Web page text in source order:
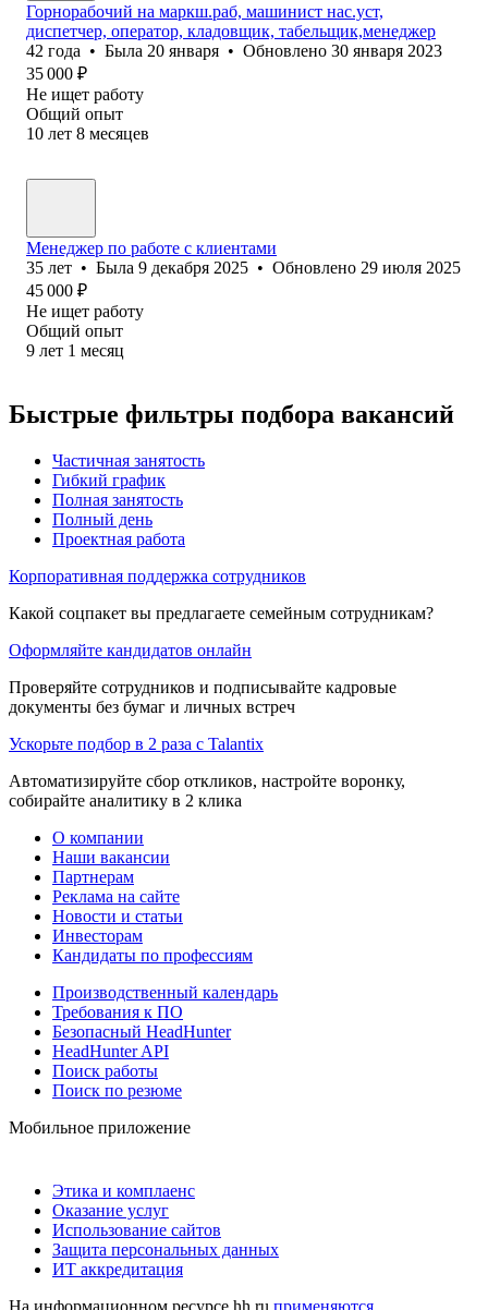
Горнорабочий на маркш.раб, машинист нас.уст,
диспетчер, оператор, кладовщик, табельщик,менеджер
42 года • Была 20 января • Обновлено 30 января 2023
35 000 ₽
Не ищет работу
Общий опыт
10 лет 8 месяцев
Менеджер по работе с клиентами
35 лет • Была 9 декабря 2025 • Обновлено 29 июля 2025
45 000 ₽
Не ищет работу
Общий опыт
9 лет 1 месяц
Быстрые фильтры подбора вакансий
Частичная занятость
Гибкий график
Полная занятость
Полный день
Проектная работа
Корпоративная поддержка сотрудников
Какой соцпакет вы предлагаете семейным сотрудникам?
Оформляйте кандидатов онлайн
Проверяйте сотрудников и подписывайте кадровые
документы без бумаг и личных встреч
Ускорьте подбор в 2 раза с Talantix
Автоматизируйте сбор откликов, настройте воронку,
собирайте аналитику в 2 клика
О компании
Наши вакансии
Партнерам
Реклама на сайте
Новости и статьи
Инвесторам
Кандидаты по профессиям
Производственный календарь
Требования к ПО
Безопасный HeadHunter
HeadHunter API
Поиск работы
Поиск по резюме
Мобильное приложение
Этика и комплаенс
Оказание услуг
Использование сайтов
Защита персональных данных
ИТ аккредитация
На информационном ресурсе hh.ru применяются